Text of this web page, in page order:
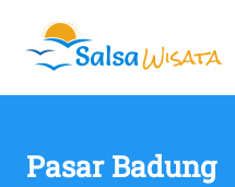
content
Pasar Badung